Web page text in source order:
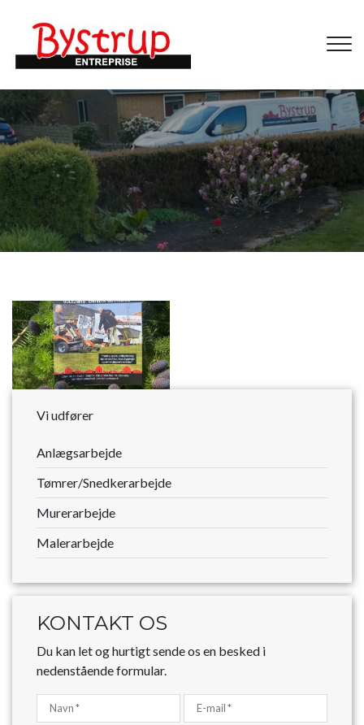
hovedindhold
Vi udfører
Anlægsarbejde
Tømrer/Snedkerarbejde
Murerarbejde
Malerarbejde
KONTAKT OS
Du kan let og hurtigt sende os en besked i
nedenstående formular.